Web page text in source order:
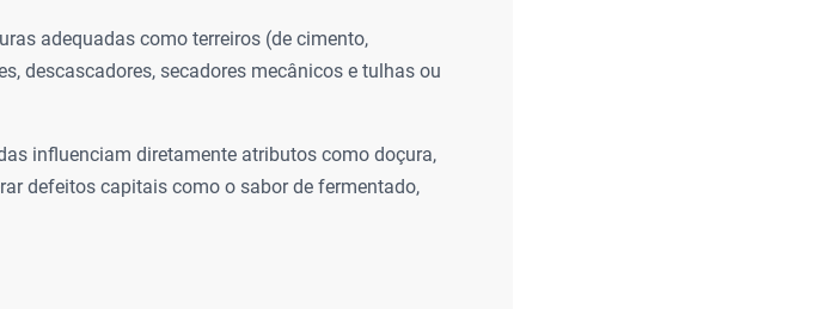
adequadas como terreiros (de cimento,
descascadores, secadores mecânicos e tulhas ou
influenciam diretamente atributos como doçura,
defeitos capitais como o sabor de fermentado,